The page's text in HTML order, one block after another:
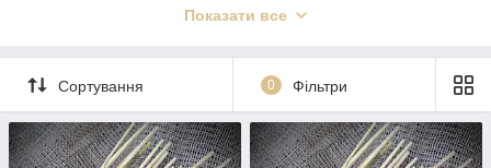
капелюхів, еко-декору, ляльок-мотанок, оберегів, святкових
асортименті —високоякісна очищена солома різної
довжини та товщини
, підготовлена до плетіння.
✅ Натуральна та безпечна
✅ Висушена та готова до роботи
✅ Підходить для дитячої творчості, майстрів та народних
Показати все
Сортування 0 Фільтри